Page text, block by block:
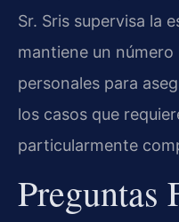
Sr. Sris supervisa la
mantiene un
personales para
los casos que
particularmente
Preguntas